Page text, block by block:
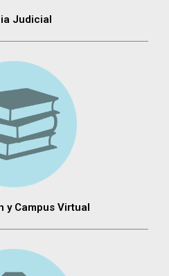
Judicial
y Campus Virtual